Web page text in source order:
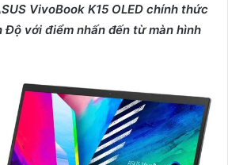
VivoBook K15 OLED chính thức
với điểm nhấn đến từ màn hình